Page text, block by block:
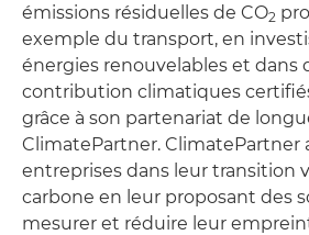
émissions résiduelles de CO2
exemple du transport, en
énergies renouvelables et dans
contribution climatiques
grâce à son partenariat de
ClimatePartner. ClimatePartner
entreprises dans leur transition
carbone en leur proposant des
mesurer et réduire leur